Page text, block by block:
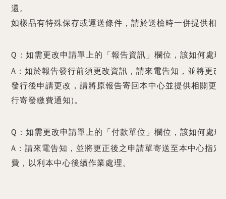
還。
如樣品有特殊保存或運送條件，請於送檢時一併提供相
Q：如需更改申請單上的「報告資訊」欄位，該如何處理
A：如於報告發行前須更改資訊，請來電告知，並將更
發行後申請更改，請將原報告寄回本中心並提供相關更
行寄發繳費通知)。
Q：如需更改申請單上的「付款單位」欄位，該如何處理
A：請來電告知，並將更正後之申請單寄送至本中心指
費，以利本中心後續作業處理。